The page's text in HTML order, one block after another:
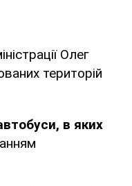
Олег
територій
в яких